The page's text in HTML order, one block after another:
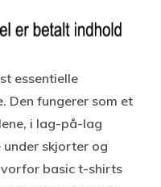
essentielle
Den fungerer som et
i lag-på-lag
skjorter og
basic t-shirts